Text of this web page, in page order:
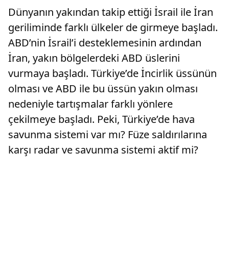
Dünyanın yakından takip ettiği İsrail ile İran
geriliminde farklı ülkeler de girmeye başladı.
ABD’nin İsrail’i desteklemesinin ardından
İran, yakın bölgelerdeki ABD üslerini
vurmaya başladı. Türkiye’de İncirlik üssünün
olması ve ABD ile bu üssün yakın olması
nedeniyle tartışmalar farklı yönlere
çekilmeye başladı. Peki, Türkiye’de hava
savunma sistemi var mı? Füze saldırılarına
karşı radar ve savunma sistemi aktif mi?